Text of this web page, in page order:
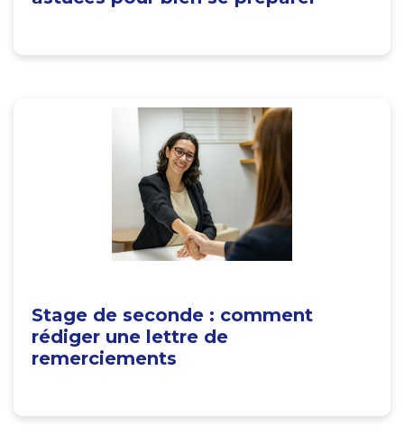
Stage de seconde : comment
rédiger une lettre de
remerciements